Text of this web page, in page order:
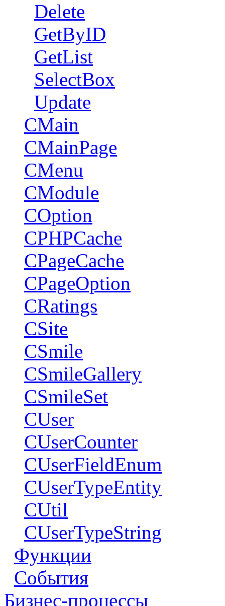
Delete
GetByID
GetList
SelectBox
Update
CMain
CMainPage
CMenu
CModule
COption
CPHPCache
CPageCache
CPageOption
CRatings
CSite
CSmile
CSmileGallery
CSmileSet
CUser
CUserCounter
CUserFieldEnum
CUserTypeEntity
CUtil
CUserTypeString
Функции
События
Бизнес-процессы